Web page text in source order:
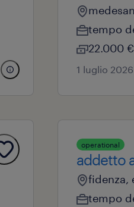
tempo
22.000
1 luglio 2026
operational
addetto
fidenza,
tempo